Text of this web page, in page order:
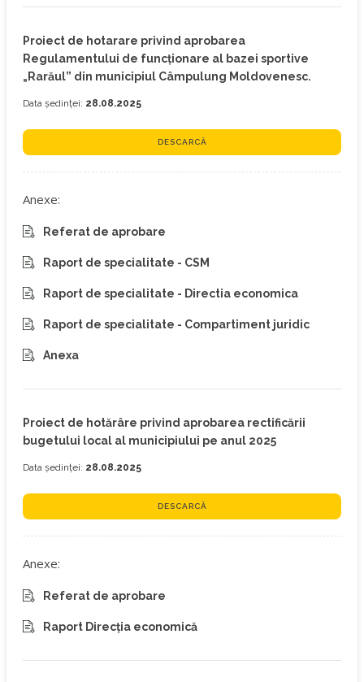
Proiect de hotarare privind aprobarea
Regulamentului de funcționare al bazei sportive
„Rarăul” din municipiul Câmpulung Moldovenesc.
Data ședinței: 28.08.2025
DESCARCĂ
Anexe:
Referat de aprobare
Raport de specialitate - CSM
Raport de specialitate - Directia economica
Raport de specialitate - Compartiment juridic
Anexa
Proiect de hotărâre privind aprobarea rectificării
bugetului local al municipiului pe anul 2025
Data ședinței: 28.08.2025
DESCARCĂ
Anexe:
Referat de aprobare
Raport Direcția economică